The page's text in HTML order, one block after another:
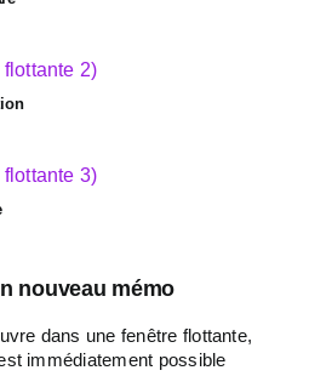
nouveau mémo
dans une fenêtre flottante,
immédiatement possible